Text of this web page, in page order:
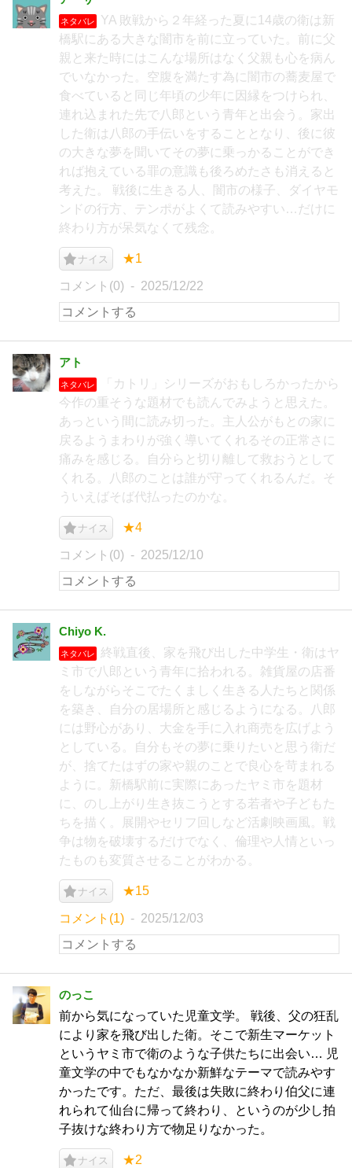
ネタバレ
YA 敗戦から２年経った夏に14歳の衛は新
橋駅にある大きな闇市を前に立っていた。前に父
親と来た時にはこんな場所はなく父親も心を病ん
でいなかった。空腹を満たす為に闇市の蕎麦屋で
食べていると同じ年頃の少年に因縁をつけられ、
連れ込まれた先で八郎という青年と出会う。家出
した衛は八郎の手伝いをすることとなり、後に彼
の大きな夢を聞いてその夢に乗っかることができ
れば抱えている罪の意識も後ろめたさも消えると
考えた。 戦後に生きる人、闇市の様子、ダイヤモ
ンドの行方、テンポがよくて読みやすい…だけに
終わり方が呆気なくて残念。
ナイス ★1
コメント(0) 2025/12/22
アト
ネタバレ
「カトリ」シリーズがおもしろかったから
今作の重そうな題材でも読んでみようと思えた。
あっという間に読み切った。主人公がもとの家に
戻るようまわりが強く導いてくれるその正常さに
痛みを感じる。自分らと切り離して救おうとして
くれる。八郎のことは誰が守ってくれるんだ。そ
ういえばそば代払ったのかな。
ナイス ★4
コメント(0) 2025/12/10
Chiyo K.
ネタバレ
終戦直後、家を飛び出した中学生・衛はヤ
ミ市で八郎という青年に拾われる。雑貨屋の店番
をしながらそこでたくましく生きる人たちと関係
を築き、自分の居場所と感じるようになる。八郎
には野心があり、大金を手に入れ商売を広げよう
としている。自分もその夢に乗りたいと思う衛だ
が、捨てたはずの家や親のことで良心を苛まれる
ように。新橋駅前に実際にあったヤミ市を題材
に、のし上がり生き抜こうとする若者や子どもた
ちを描く。展開やセリフ回しなど活劇映画風。戦
争は物を破壊するだけでなく、倫理や人情といっ
たものも変質させることがわかる。
ナイス ★15
コメント(1) 2025/12/03
のっこ
前から気になっていた児童文学。 戦後、父の狂乱
により家を飛び出した衛。そこで新生マーケット
というヤミ市で衛のような子供たちに出会い… 児
童文学の中でもなかなか新鮮なテーマで読みやす
かったです。ただ、最後は失敗に終わり伯父に連
れられて仙台に帰って終わり、というのが少し拍
子抜けな終わり方で物足りなかった。
ナイス ★2